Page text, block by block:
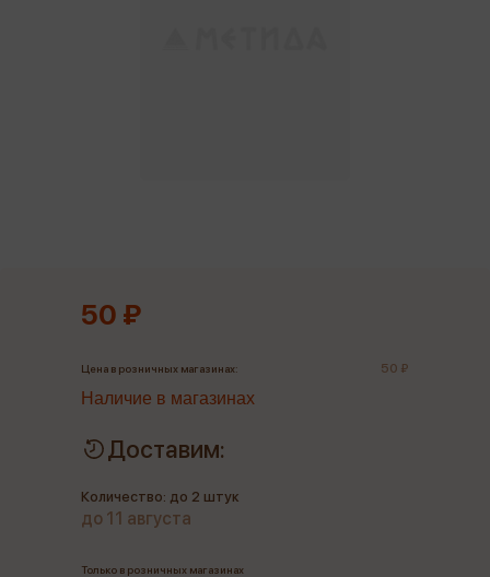
50 ₽
Цена в розничных магазинах: 50 ₽
Наличие в магазинах
Доставим:
Количество: до 2 штук
до 11 августа
Только в розничных магазинах